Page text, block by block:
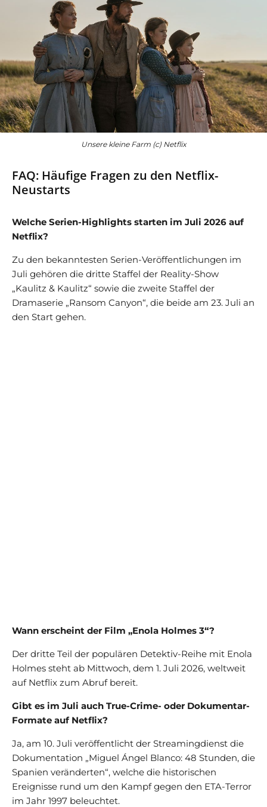
Unsere kleine Farm (c) Netflix
FAQ: Häufige Fragen zu den Netflix-
Neustarts
Welche Serien-Highlights starten im Juli 2026 auf
Netflix?
Zu den bekanntesten Serien-Veröffentlichungen im
Juli gehören die dritte Staffel der Reality-Show
„Kaulitz & Kaulitz“ sowie die zweite Staffel der
Dramaserie „Ransom Canyon“, die beide am 23. Juli an
den Start gehen.
Wann erscheint der Film „Enola Holmes 3“?
Der dritte Teil der populären Detektiv-Reihe mit Enola
Holmes steht ab Mittwoch, dem 1. Juli 2026, weltweit
auf Netflix zum Abruf bereit.
Gibt es im Juli auch True-Crime- oder Dokumentar-
Formate auf Netflix?
Ja, am 10. Juli veröffentlicht der Streamingdienst die
Dokumentation „Miguel Ángel Blanco: 48 Stunden, die
Spanien veränderten“, welche die historischen
Ereignisse rund um den Kampf gegen den ETA-Terror
im Jahr 1997 beleuchtet.